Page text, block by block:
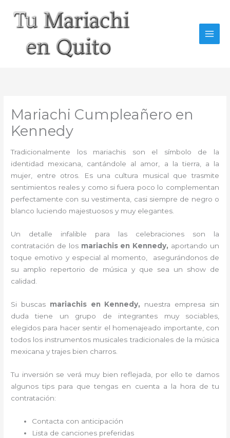
contenido
Mariachi Cumpleañero en
Kennedy
Tradicionalmente los mariachis son el símbolo de la
identidad mexicana, cantándole al amor, a la tierra, a la
mujer, entre otros. Es una cultura musical que trasmite
sentimientos reales y como si fuera poco lo complementan
perfectamente con su vestimenta, casi siempre de negro o
blanco luciendo majestuosos y muy elegantes.
Un detalle infalible para las celebraciones son la
contratación de losmariachis en Kennedy, aportando un
toque emotivo y especial al momento, asegurándonos de
su amplio repertorio de música y que sea un show de
calidad.
Si buscas mariachis en Kennedy, nuestra empresa
sin
duda tiene un grupo de integrantes muy sociables,
elegidos para hacer sentir el homenajeado importante, con
todos los instrumentos musicales tradicionales de la música
mexicana y trajes bien charros.
Tu inversión se verá muy bien reflejada, por ello te damos
algunos tips para que tengas en cuenta a la hora de tu
contratación:
Contacta con anticipación
Lista de canciones preferidas